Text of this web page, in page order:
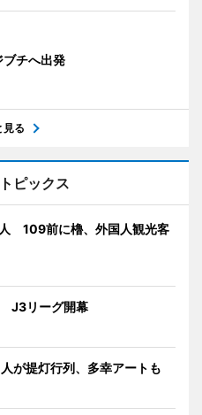
ブチへ出発
見る
ピックス
109前に櫓、外国人観光客
J3リーグ開幕
が提灯行列、多幸アートも